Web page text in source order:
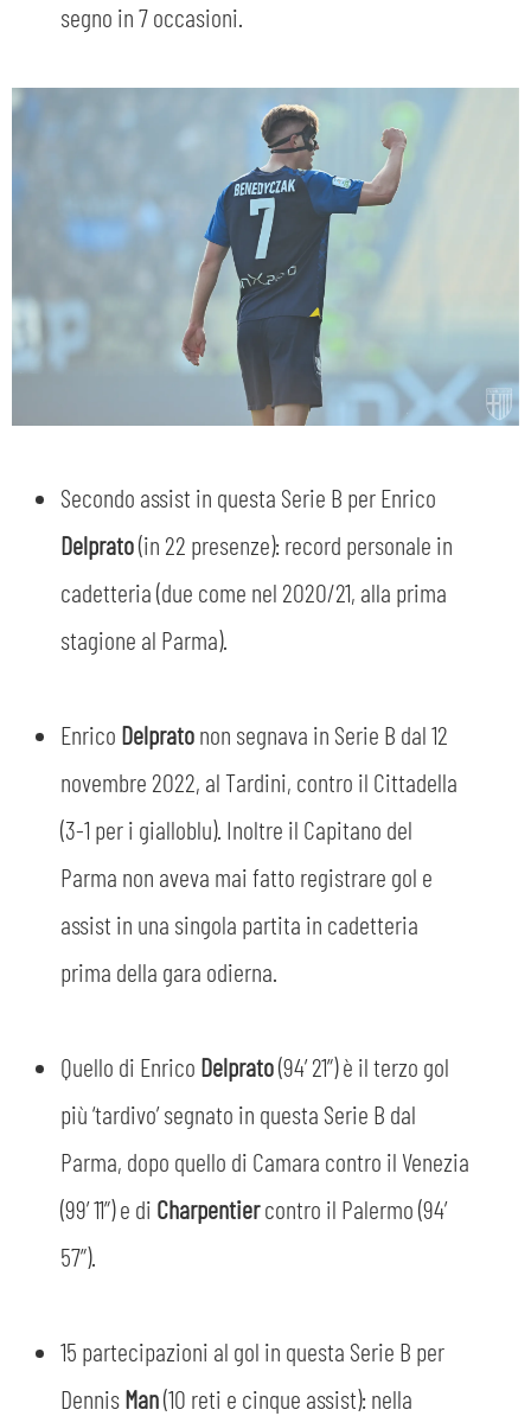
segno in 7 occasioni.
Secondo assist in questa Serie B per Enrico
Delprato(in 22 presenze): record personale in
cadetteria (due come nel 2020/21, alla prima
stagione al Parma).
Enrico Delpratonon segnava in Serie B dal 12
novembre 2022, al Tardini, contro il Cittadella
(3-1 per i gialloblu). Inoltre il Capitano del
Parma non aveva mai fatto registrare gol e
assist in una singola partita in cadetteria
prima della gara odierna.
Quello di Enrico Delprato(94’ 21”) è il terzo gol
più ‘tardivo’ segnato in questa Serie B dal
Parma, dopo quello di Camara contro il Venezia
(99’ 11”) e di Charpentiercontro il Palermo (94’
57”).
15 partecipazioni al gol in questa Serie B per
DennisMan(10 reti e cinque assist): nella